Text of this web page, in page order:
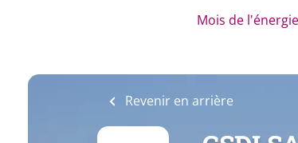
Mois de
Revenir en arrière